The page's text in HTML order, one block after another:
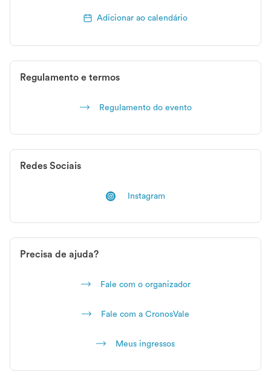
Adicionar ao calendário
Regulamento e termos
Regulamento do evento
Redes Sociais
Instagram
Precisa de ajuda?
Fale com o organizador
Fale com a CronosVale
Meus ingressos